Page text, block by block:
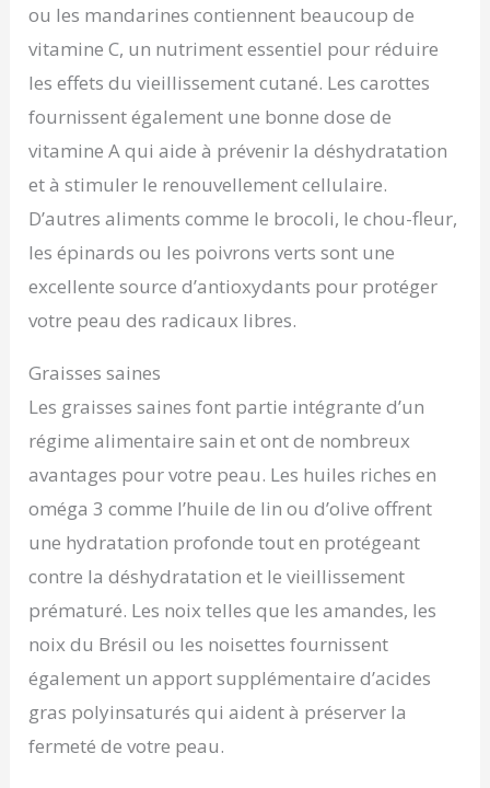
ou les mandarines contiennent beaucoup de
vitamine C, un nutriment essentiel pour réduire
les effets du vieillissement cutané. Les carottes
fournissent également une bonne dose de
vitamine A qui aide à prévenir la déshydratation
et à stimuler le renouvellement cellulaire.
D’autres aliments comme le brocoli, le chou-fleur,
les épinards ou les poivrons verts sont une
excellente source d’antioxydants pour protéger
votre peau des radicaux libres.
Graisses saines
Les graisses saines font partie intégrante d’un
régime alimentaire sain et ont de nombreux
avantages pour votre peau. Les huiles riches en
oméga 3 comme l’huile de lin ou d’olive offrent
une hydratation profonde tout en protégeant
contre la déshydratation et le vieillissement
prématuré. Les noix telles que les amandes, les
noix du Brésil ou les noisettes fournissent
également un apport supplémentaire d’acides
gras polyinsaturés qui aident à préserver la
fermeté de votre peau.